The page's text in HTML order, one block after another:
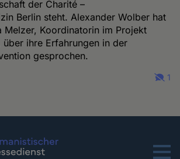
der Charité –
Berlin steht. Alexander Wolber hat
Melzer, Koordinatorin im Projekt
ihre Erfahrungen in der
gesprochen.
1
Menu